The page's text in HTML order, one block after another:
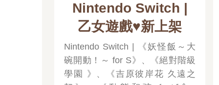
Nintendo Switch |
乙女遊戲♥️新上架
Nintendo Switch | 《妖怪飯～大
碗開動！～ for S》、《絕對階級
學園 》、《吉原彼岸花 久遠之